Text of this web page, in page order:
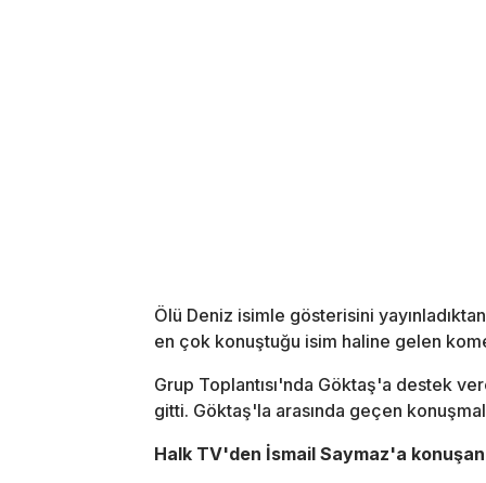
Ölü Deniz isimle gösterisini
en çok konuştuğu isim haline gelen
Grup Toplantısı'nda Göktaş'a destek
gitti. Göktaş'la arasında geçen
Halk TV'den İsmail Saymaz'a